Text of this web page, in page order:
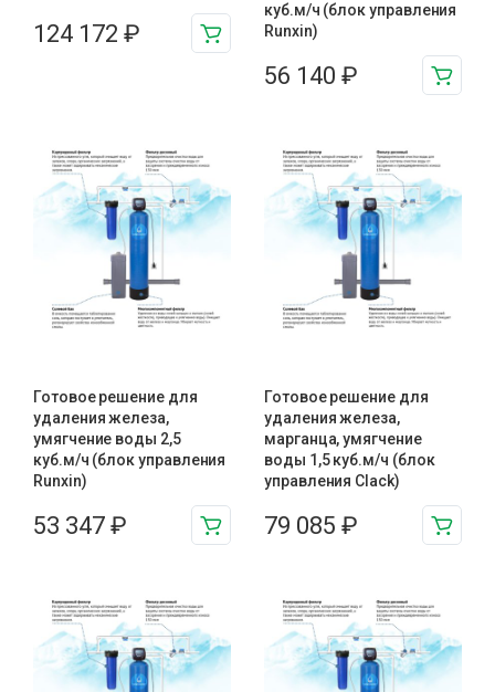
124 172 ₽
куб.м/ч (блок управления
Runxin)
56 140 ₽
Готовое решение для
удаления железа,
умягчение воды 2,5
куб.м/ч (блок управления
Runxin)
53 347 ₽
Готовое решение для
удаления железа,
марганца, умягчение
воды 1,5 куб.м/ч (блок
управления Clack)
79 085 ₽